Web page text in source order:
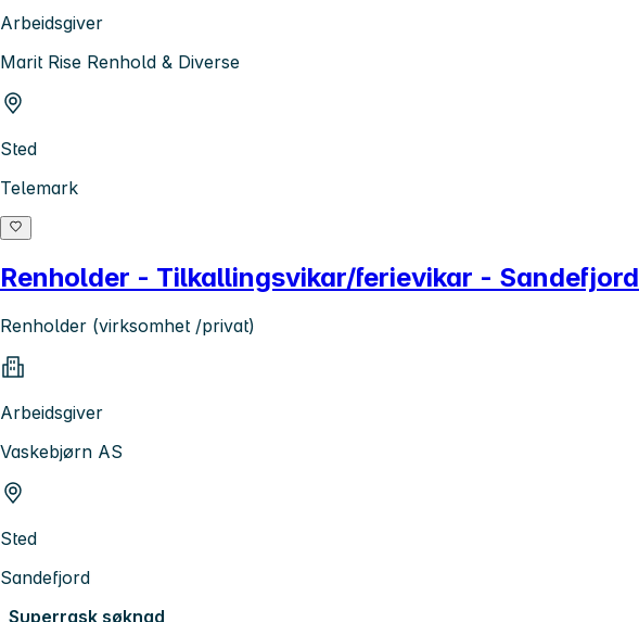
Arbeidsgiver
Marit Rise Renhold & Diverse
Sted
Telemark
Renholder - Tilkallingsvikar/ferievikar - Sandefjord
Renholder (virksomhet /privat)
Arbeidsgiver
Vaskebjørn AS
Sted
Sandefjord
Superrask søknad